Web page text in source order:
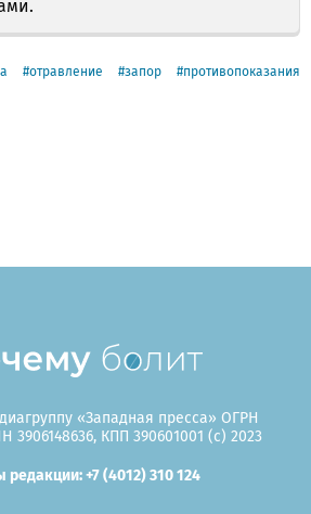
отравление запор противопоказания
«Западная пресса» ОГРН
3906148636, КПП 390601001 (c) 2023
редакции: +7 (4012) 310 124